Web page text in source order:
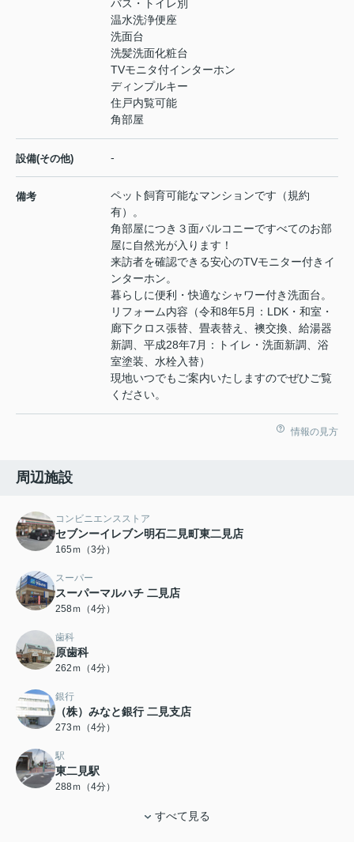
バス・トイレ別
温水洗浄便座
洗面台
洗髪洗面化粧台
TVモニタ付インターホン
ディンプルキー
住戸内覧可能
角部屋
設備(その他) -
備考
ペット飼育可能なマンションです（規約
有）。
角部屋につき３面バルコニーですべてのお部
屋に自然光が入ります！
来訪者を確認できる安心のTVモニター付きイ
ンターホン。
暮らしに便利・快適なシャワー付き洗面台。
リフォーム内容（令和8年5月：LDK・和室・
廊下クロス張替、畳表替え、襖交換、給湯器
新調、平成28年7月：トイレ・洗面新調、浴
室塗装、水栓入替）
現地いつでもご案内いたしますのでぜひご覧
ください。
情報の見方
周辺施設
コンビニエンスストア
セブンーイレブン明石二見町東二見店
165ｍ（3分）
スーパー
スーパーマルハチ 二見店
258ｍ（4分）
歯科
原歯科
262ｍ（4分）
銀行
（株）みなと銀行 二見支店
273ｍ（4分）
駅
東二見駅
288ｍ（4分）
すべて見る